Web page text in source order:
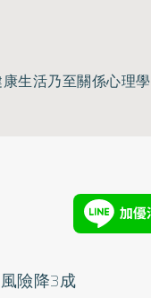
生活乃至關係心理
險降3成